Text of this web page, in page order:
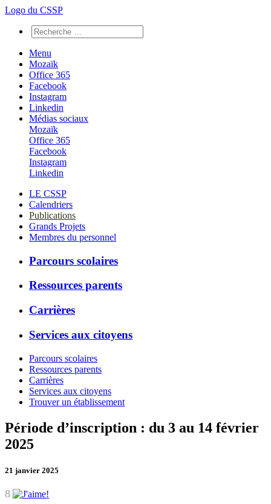
Logo du CSSP
Menu
Mozaïk
Office 365
Facebook
Instagram
Linkedin
Médias sociaux
Mozaïk
Office 365
Facebook
Instagram
Linkedin
LE CSSP
Calendriers
Publications
Grands Projets
Membres du personnel
Parcours scolaires
Ressources parents
Carrières
Services aux citoyens
Parcours scolaires
Ressources parents
Carrières
Services aux citoyens
Trouver un établissement
Période d’inscription : du 3 au 14 février
2025
21 janvier 2025
8